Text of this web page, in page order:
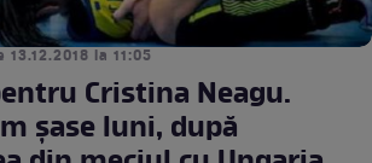
13.12.2018 la 11:05
Cristina Neagu.
şase luni, după